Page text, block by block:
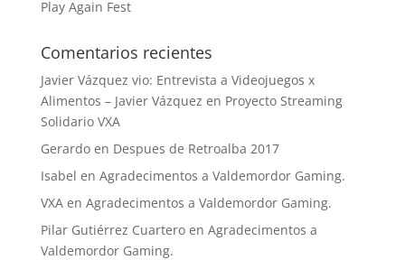
Play Again Fest
Comentarios recientes
Javier Vázquez vio: Entrevista a Videojuegos x
Alimentos – Javier Vázquez en Proyecto Streaming
Solidario VXA
Gerardoen Despues de Retroalba 2017
Isabel en Agradecimentos a Valdemordor Gaming.
VXAen Agradecimentos a Valdemordor Gaming.
Pilar Gutiérrez Cuarteroen Agradecimentos a
Valdemordor Gaming.